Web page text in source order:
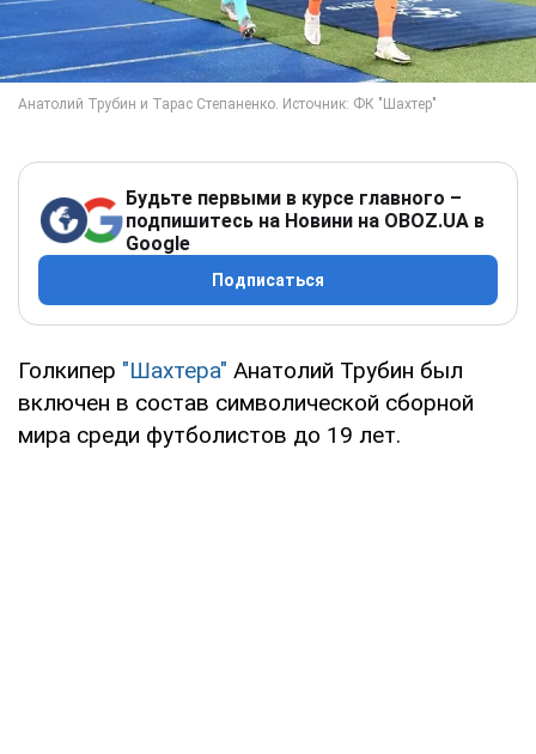
Будьте первыми в курсе главного –
подпишитесь на Новини на OBOZ.UA в
Google
Подписаться
Голкипер "Шахтера" Анатолий Трубин был
включен в состав символической сборной
мира среди футболистов до 19 лет.